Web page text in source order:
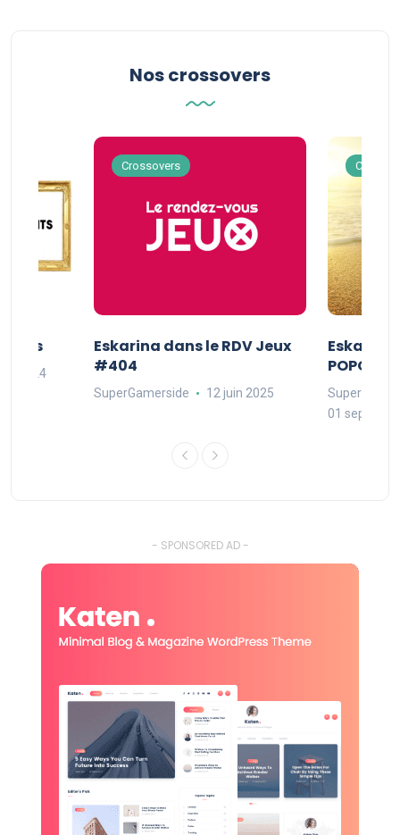
Nos crossovers
2024
Crossovers
Eskarina dans le RDV Jeux
#404
SuperGamerside 12 juin 2025
Eskarina
01
- SPONSORED AD -